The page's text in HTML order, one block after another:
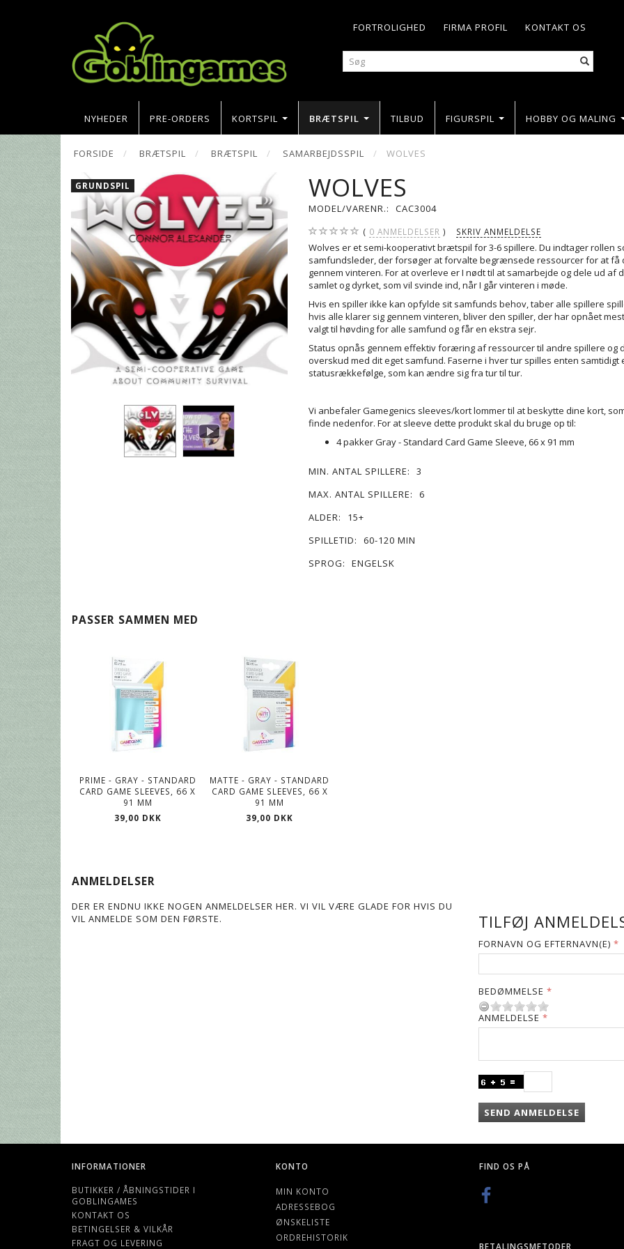
KONTAKT OS
FIRMA PROFIL
FORTROLIGHED
NYHEDER PRE-ORDERS KORTSPIL BRÆTSPIL TILBUD FIGURSPIL HOBBY OG MALING
FORSIDE BRÆTSPIL BRÆTSPIL SAMARBEJDSSPIL WOLVES
GRUNDSPIL WOLVES
MODEL/VARENR.: CAC3004
0 ANMELDELSER SKRIV ANMELDELSE
Wolves er et semi-kooperativt brætspil for 3-6 spillere. Du indtager rollen
samfundsleder, der forsøger at forvalte begrænsede ressourcer for at få
gennem vinteren. For at overleve er I nødt til at samarbejde og dele ud af
samlet og dyrket, som vil svinde ind, når I går vinteren i møde.
Hvis en spiller ikke kan opfylde sit samfunds behov, taber alle spillere
hvis alle klarer sig gennem vinteren, bliver den spiller, der har opnået
valgt til høvding for alle samfund og får en ekstra sejr.
Status opnås gennem effektiv foræring af ressourcer til andre spillere og
overskud med dit eget samfund. Faserne i hver tur spilles enten samtidigt
statusrækkefølge, som kan ændre sig fra tur til tur.
Vi anbefaler Gamegenics sleeves/kort lommer til at beskytte dine kort,
finde nedenfor. For at sleeve dette produkt skal du bruge op til:
4 pakker Gray - Standard Card Game Sleeve, 66 x 91 mm
MIN. ANTAL SPILLERE:
3
MAX. ANTAL SPILLERE:
6
ALDER:
15+
SPILLETID:
60-120 MIN
SPROG:
ENGELSK
PASSER SAMMEN MED
PRIME - GRAY - STANDARD
CARD GAME SLEEVES, 66 X
91 MM
39,00 DKK
MATTE - GRAY - STANDARD
CARD GAME SLEEVES, 66 X
91 MM
39,00 DKK
ANMELDELSER
DER ER ENDNU IKKE NOGEN ANMELDELSER HER. VI VIL VÆRE GLADE FOR HVIS DU
VIL ANMELDE SOM DEN FØRSTE.
TILFØJ
FORNAVN OG EFTERNAVN(E)
BEDØMMELSE
ANMELDELSE
SEND ANMELDELSE
INFORMATIONER
BUTIKKER / ÅBNINGSTIDER I
GOBLINGAMES
KONTAKT OS
BETINGELSER & VILKÅR
FRAGT OG LEVERING
KONTO
MIN KONTO
ADRESSEBOG
ØNSKELISTE
ORDREHISTORIK
FIND OS PÅ
BETALINGSMETODER